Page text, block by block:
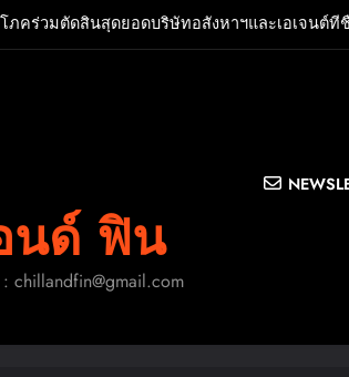
ริโภคร่วมตัดสินสุดยอดบริษัทอสังหาฯและเอเจนต์
ลาพิเศษกับครอบครัว สร้างความทรงจำดีๆไปกับ
ไวรัล “Ain’t In LA”พร้อมประกาศอัลบั้มเดบิวต์
ริโภคร่วมตัดสินสุดยอดบริษัทอสังหาฯและเอเจนต์ที่
AT THE CLUB พร้อมปล่อยเอ็มวี “Cry Ugly” โ
นด์ ฟิน